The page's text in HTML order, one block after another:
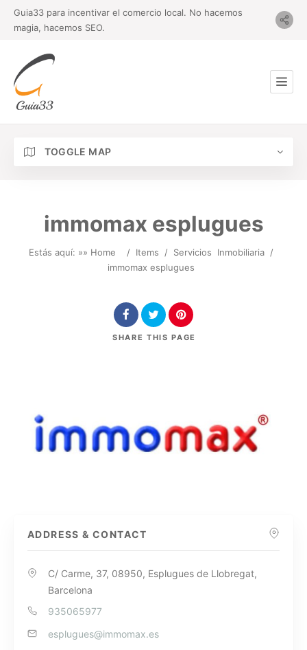
Guia33 para incentivar el comercio local. No hacemos
magia, hacemos SEO.
TOGGLE MAP
immomax esplugues
Estás aquí: »» Home / Items / Servicios Inmobiliaria /
immomax esplugues
SHARE THIS PAGE
ADDRESS & CONTACT
C/ Carme, 37, 08950, Esplugues de Llobregat,
Barcelona
935065977
esplugues@immomax.es